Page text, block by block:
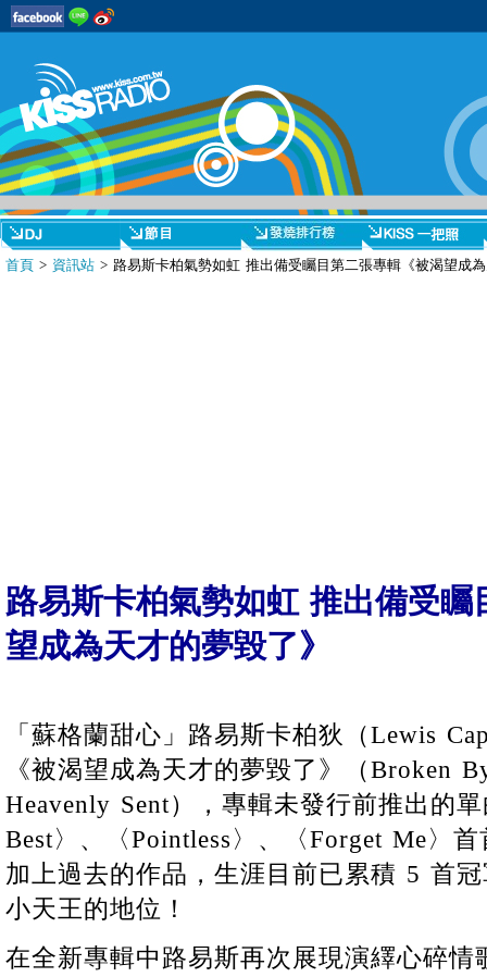
首頁 > 資訊站 > 路易斯卡柏氣勢如虹 推出備受矚目第二張專輯《被渴望成
路易斯卡柏氣勢如虹 推出備受矚
望成為天才的夢毀了》
「蘇格蘭甜心」路易斯卡柏狄（Lewis
《被渴望成為天才的夢毀了》（Broken
Heavenly Sent），專輯未發行前推出的
Best〉、〈Pointless〉、〈Forget Me〉
加上過去的作品，生涯目前已累積 5 首
小天王的地位！
在全新專輯中路易斯再次展現演繹心碎情